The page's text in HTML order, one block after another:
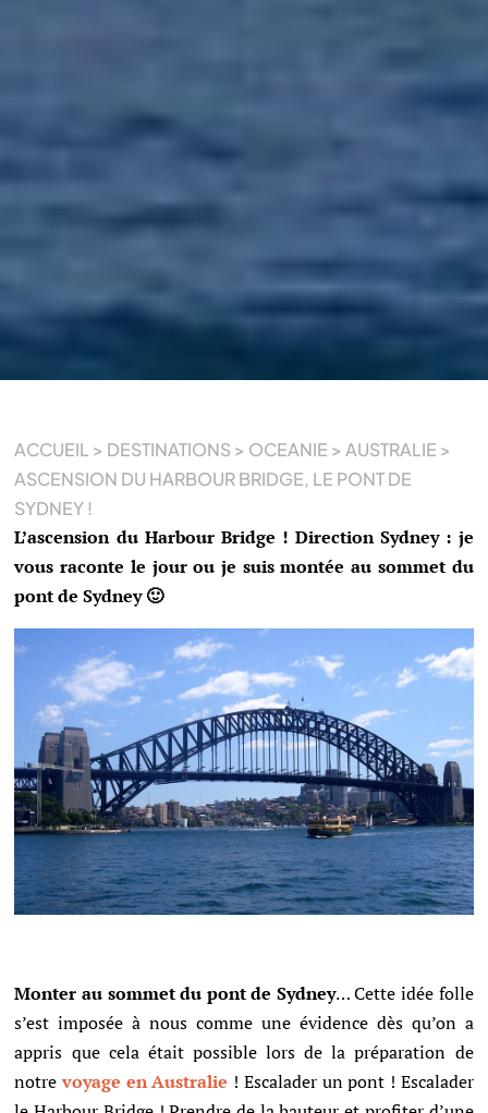
ACCUEIL > DESTINATIONS> OCEANIE >AUSTRALIE >
ASCENSION DU HARBOUR BRIDGE, LE PONT DE
SYDNEY !
L’ascension du Harbour Bridge ! Direction Sydney : je
vous raconte le jour ou je suis montée au sommet du
pont de Sydney 🙂
Monter au sommet du pont de Sydney…Cette idée folle
s’est imposée à nous comme une évidence dès qu’on a
appris que cela était possible lors de la préparation de
notrevoyage en Australie ! Escalader un pont ! Escalader